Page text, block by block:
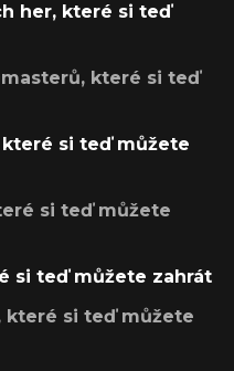
her, které si teď
které si teď
si teď můžete
si teď můžete
si teď můžete zahrát
které si teď můžete